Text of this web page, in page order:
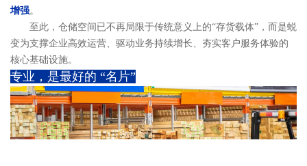
增强。
至此，仓储空间已不再局限于传统意义上的“存货载体”，而是蜕
变为支撑企业高效运营、驱动业务持续增长、夯实客户服务体验的
核心基础设施。
专业 ，是最好的 “名片”